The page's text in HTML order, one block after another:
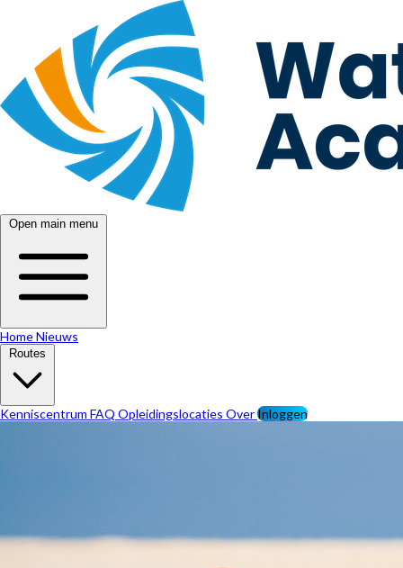
Open main menu
HomeNieuws
Routes
Kenniscentrum FAQ Opleidingslocaties OverInloggen